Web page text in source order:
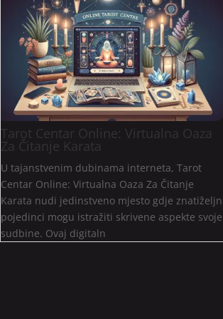
Tarot Centar Online: Virtualna Oaza
Za Čitanje Karata
U tajanstvenim dubinama interneta, Tarot
Centar Online: Virtualna Oaza Za Čitanje
Karata nudi jedinstveno mjesto gdje
pojedinci mogu istražiti skrivene aspekte svoje
sudbine. Ovaj digitaln